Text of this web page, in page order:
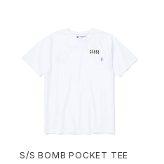
S/S BOMB POCKET TEE